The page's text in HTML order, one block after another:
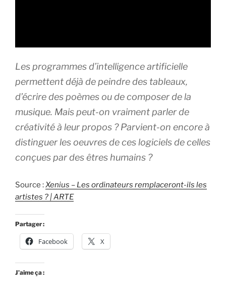
Les programmes d’intelligence artificielle
permettent déjà de peindre des tableaux,
d’écrire des poèmes ou de composer de la
musique. Mais peut-on vraiment parler de
créativité à leur propos ? Parvient-on encore à
distinguer les oeuvres de ces logiciels de celles
conçues par des êtres humains ?
Source :Xenius – Les ordinateurs remplaceront-ils les
artistes ? | ARTE
Partager :
Facebook X
J’aime ça :